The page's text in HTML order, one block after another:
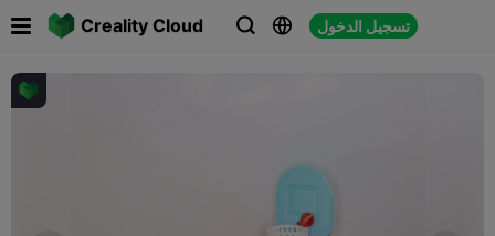
Creality Cloud   تسجيل الدخول